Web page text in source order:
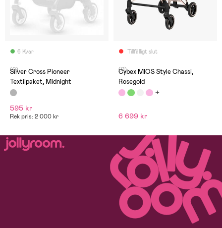
6 Kvar
(0)
Silver Cross Pioneer
Textilpaket, Midnight
595 kr
Rek pris: 2 000 kr
Tillfälligt slut
(0)
Cybex MIOS Style Chassi,
Rosegold
6 699 kr